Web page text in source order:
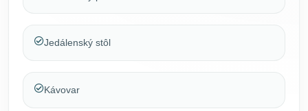
Jedálenský stôl
Kávovar